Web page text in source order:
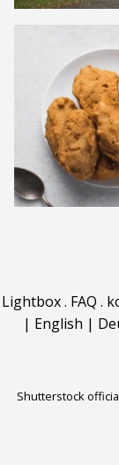
Lightbox. FAQ .
| English |
Shutterstock